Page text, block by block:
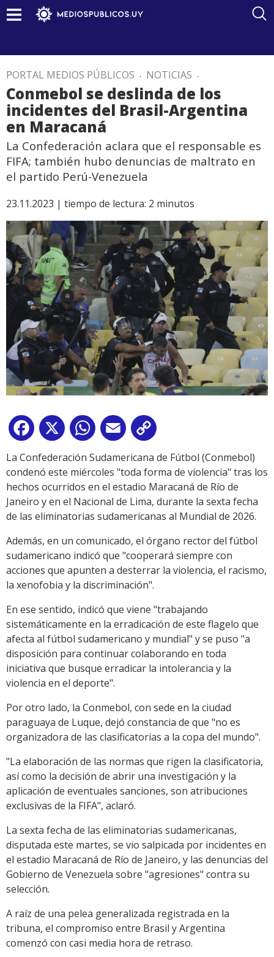
PORTAL MEDIOS PÚBLICOS . NOTICIAS .
Conmebol se deslinda de los
incidentes del Brasil-Argentina
en Maracaná
La Confederación aclara que el responsable es
FIFA; también hubo denuncias de maltrato en
el partido Perú-Venezuela
23.11.2023 | tiempo de lectura: 2 minutos
Facebook
X WhatsApp
Email
Link
La Confederación Sudamericana de Fútbol (Conmebol)
condenó este miércoles "toda forma de violencia" tras los
hechos ocurridos en el estadio Maracaná de Río de
Janeiro y en el Nacional de Lima, durante la sexta fecha
de las eliminatorias sudamericanas al Mundial de 2026.
Además, en un comunicado, el órgano rector del fútbol
sudamericano indicó que "cooperará siempre con
acciones que apunten a desterrar la violencia, el racismo,
la xenofobia y la discriminación".
En ese sentido, indicó que viene "trabajando
sistemáticamente en la erradicación de este flagelo que
afecta al fútbol sudamericano y mundial" y se puso "a
disposición para continuar colaborando en toda
iniciativa que busque erradicar la intolerancia y la
violencia en el deporte".
Por otro lado, la Conmebol, con sede en la ciudad
paraguaya de Luque, dejó constancia de que "no es
organizadora de las clasificatorias a la copa del mundo".
"La elaboración de las normas que rigen la clasificatoria,
así como la decisión de abrir una investigación y la
aplicación de eventuales sanciones, son atribuciones
exclusivas de la FIFA", aclaró.
La sexta fecha de las eliminatorias sudamericanas,
disputada este martes, se vio salpicada por incidentes en
el estadio Maracaná de Río de Janeiro, y las denuncias del
Gobierno de Venezuela sobre "agresiones" contra su
selección.
A raíz de una pelea generalizada registrada en la
tribuna, el compromiso entre Brasil y Argentina
comenzó con casi media hora de retraso.